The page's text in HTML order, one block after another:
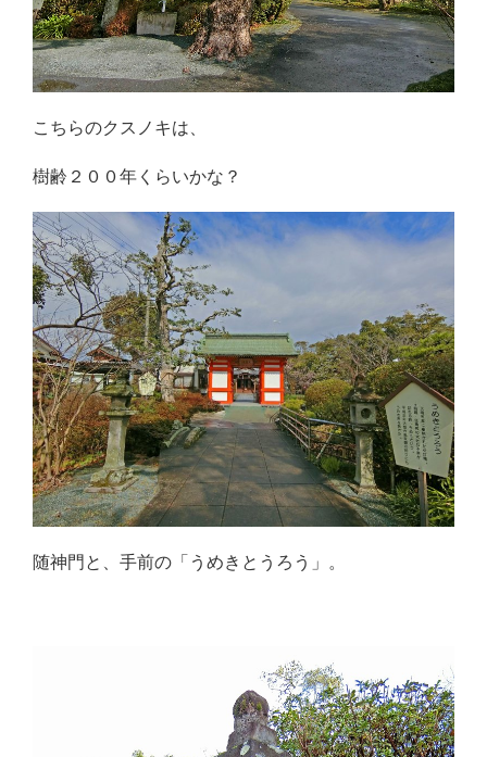
こちらのクスノキは、
樹齢２００年くらいかな？
随神門と、手前の「うめきとうろう」。